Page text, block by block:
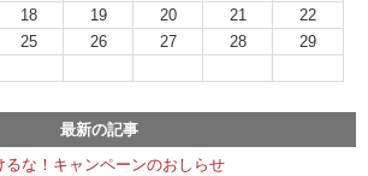
18 19 20 21
22
25 26 27 28
29
最新の記事
るな！キャンペーンのおしらせ